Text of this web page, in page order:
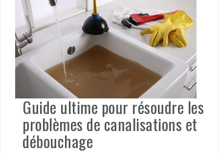
Guide ultime pour résoudre les
problèmes de canalisations et
débouchage